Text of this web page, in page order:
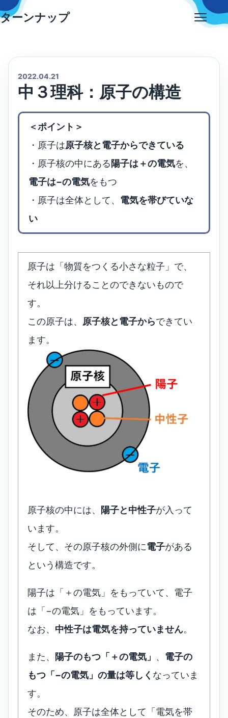
Skip
to
ターンナップ
2022.04.21
中３理科：原子の構造
＜ポイント＞
・原子は原子核と電子からできている
・原子核の中にある陽子は＋の電気を、
電子は−の電気をもつ
・原子は全体として、 電気を帯びていな
い
原子は「物質をつくる小さな粒子」で、
それ以上分けることのできないもので
す。
この原子は、 原子核と電子からできてい
ます。
原子核の中には、 陽子と中性子が入って
います。
そして、その原子核の外側に電子がある
という構造です。
陽子は「＋の電気」をもっていて、電子
は「−の電気」をもっています。
なお、 中性子は電気を持っていません。
また、 陽子のもつ「＋の電気」 、 電子の
もつ「−の電気」の量は等しく なっていま
す。
そのため、原子は全体として「電気を帯